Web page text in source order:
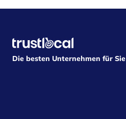
Die besten Unternehmen für Sie